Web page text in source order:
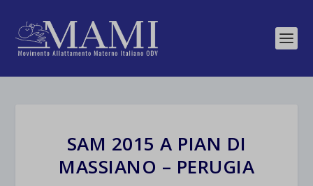
SAM 2015 A PIAN DI
MASSIANO – PERUGIA